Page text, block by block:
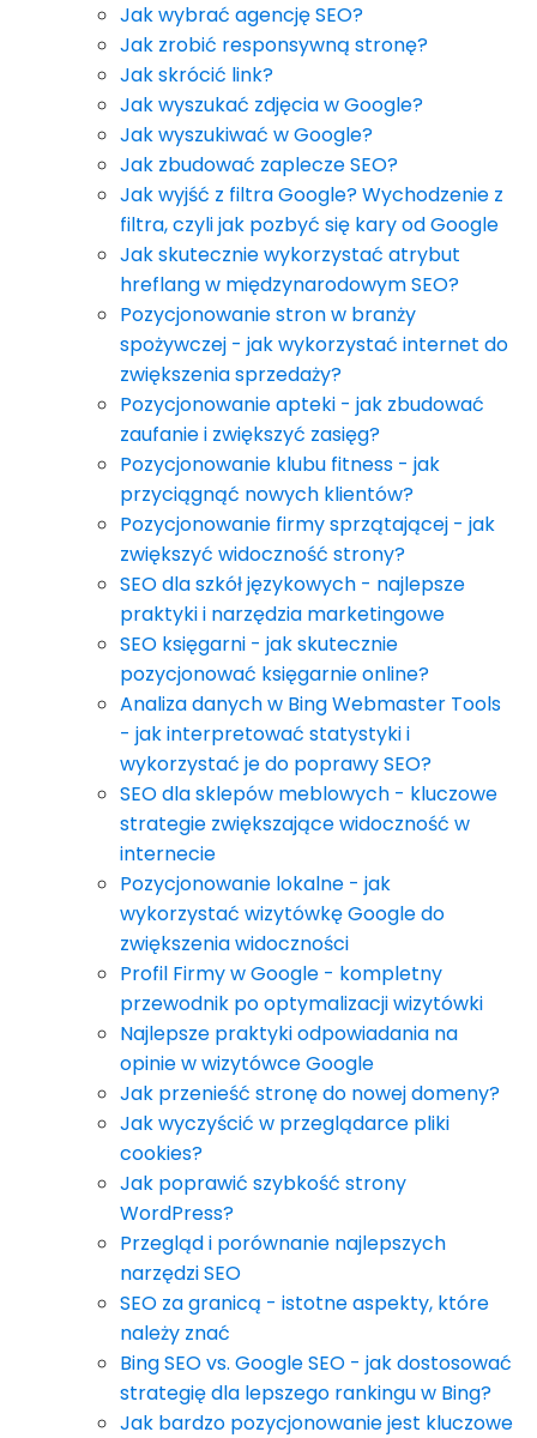
Jak wybrać agencję SEO?
Jak zrobić responsywną stronę?
Jak skrócić link?
Jak wyszukać zdjęcia w Google?
Jak wyszukiwać w Google?
Jak zbudować zaplecze SEO?
Jak wyjść z filtra Google? Wychodzenie z
filtra, czyli jak pozbyć się kary od Google
Jak skutecznie wykorzystać atrybut
hreflang w międzynarodowym SEO?
Pozycjonowanie stron w branży
spożywczej - jak wykorzystać internet do
zwiększenia sprzedaży?
Pozycjonowanie apteki - jak zbudować
zaufanie i zwiększyć zasięg?
Pozycjonowanie klubu fitness - jak
przyciągnąć nowych klientów?
Pozycjonowanie firmy sprzątającej - jak
zwiększyć widoczność strony?
SEO dla szkół językowych - najlepsze
praktyki i narzędzia marketingowe
SEO księgarni - jak skutecznie
pozycjonować księgarnie online?
Analiza danych w Bing Webmaster Tools
- jak interpretować statystyki i
wykorzystać je do poprawy SEO?
SEO dla sklepów meblowych - kluczowe
strategie zwiększające widoczność w
internecie
Pozycjonowanie lokalne - jak
wykorzystać wizytówkę Google do
zwiększenia widoczności
Profil Firmy w Google - kompletny
przewodnik po optymalizacji wizytówki
Najlepsze praktyki odpowiadania na
opinie w wizytówce Google
Jak przenieść stronę do nowej domeny?
Jak wyczyścić w przeglądarce pliki
cookies?
Jak poprawić szybkość strony
WordPress?
Przegląd i porównanie najlepszych
narzędzi SEO
SEO za granicą - istotne aspekty, które
należy znać
Bing SEO vs. Google SEO - jak dostosować
strategię dla lepszego rankingu w Bing?
Jak bardzo pozycjonowanie jest kluczowe